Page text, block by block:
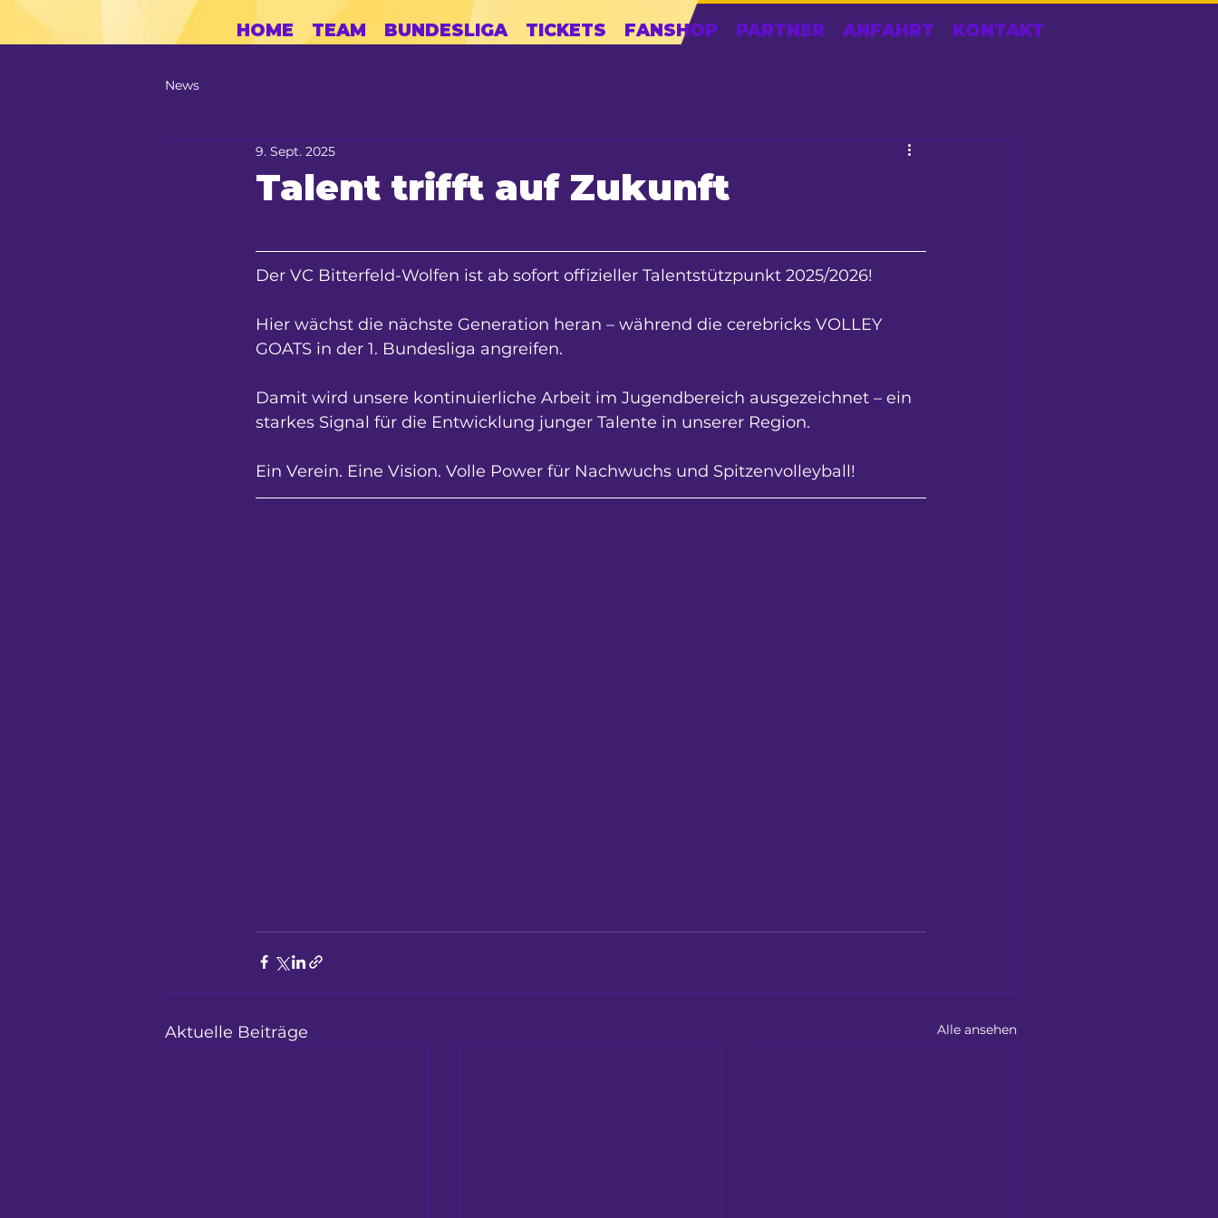
HOME TEAM BUNDESLIGA TICKETS FANSHOP PARTNER ANFAHRT KONTAKT
News
Talent trifft auf Zukunft
9. Sept. 2025
Der VC Bitterfeld-Wolfen ist ab sofort offizieller Talentstützpunkt 2025/2026!
Hier wächst die nächste Generation heran – während die cerebricks VOLLEY
GOATS in der 1. Bundesliga angreifen.
Damit wird unsere kontinuierliche Arbeit im Jugendbereich ausgezeichnet – ein
starkes Signal für die Entwicklung junger Talente in unserer Region.
Ein Verein. Eine Vision. Volle Power für Nachwuchs und Spitzenvolleyball!
Aktuelle Beiträge Alle ansehen